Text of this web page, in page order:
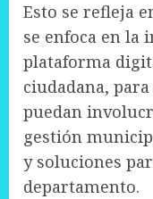
Esto se refleja
se enfoca en la
plataforma
ciudadana,
puedan
gestión
y soluciones
departamento.